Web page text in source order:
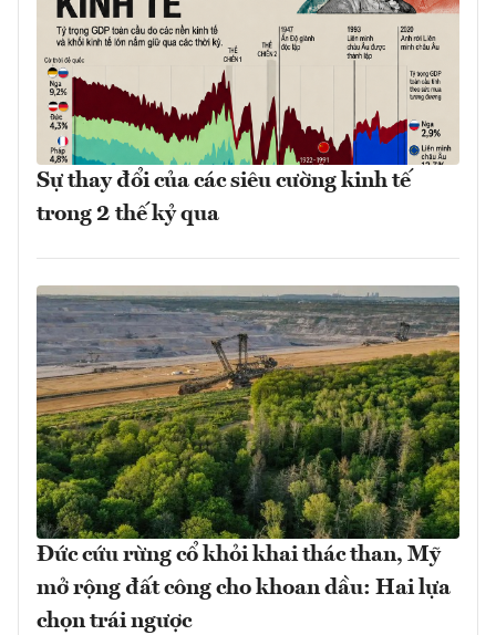
Sự thay đổi của các siêu cường kinh tế
trong 2 thế kỷ qua
Đức cứu rừng cổ khỏi khai thác than, Mỹ
mở rộng đất công cho khoan dầu: Hai lựa
chọn trái ngược